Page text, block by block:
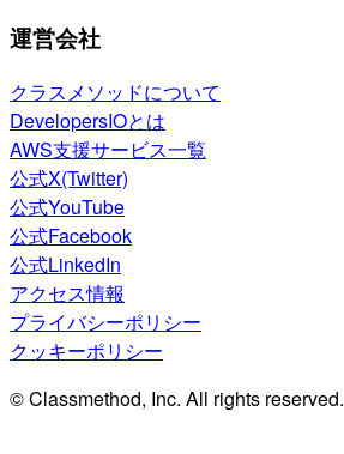
運営会社
クラスメソッドについて
DevelopersIOとは
AWS支援サービス一覧
公式X(Twitter)
公式YouTube
公式Facebook
公式LinkedIn
アクセス情報
プライバシーポリシー
クッキーポリシー
© Classmethod, Inc. All rights reserved.